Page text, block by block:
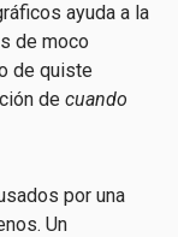
ayuda a la
de moco
de quiste
de cuando
por una
Un